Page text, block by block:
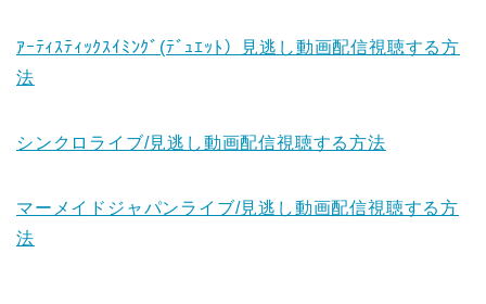
ｱｰﾃｨｽﾃｨｯｸｽｲﾐﾝｸﾞ(ﾃﾞｭｴｯﾄ）見逃し動画配信視聴する方
法
シンクロライブ/見逃し動画配信視聴する方法
マーメイドジャパンライブ/見逃し動画配信視聴する方
法